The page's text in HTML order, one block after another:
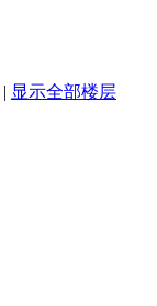
| 显示全部楼层